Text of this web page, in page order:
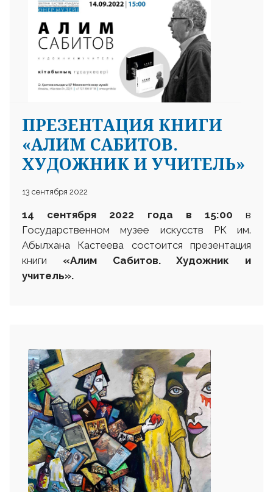
ПРЕЗЕНТАЦИЯ КНИГИ
«АЛИМ САБИТОВ.
ХУДОЖНИК И УЧИТЕЛЬ»
13 сентября 2022
14 сентября 2022 года в 15:00 в
Государственном музее искусств РК им.
Абылхана Кастеева состоится презентация
книги «Алим Сабитов. Художник и
учитель».